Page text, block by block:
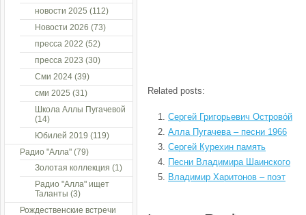
Related posts:
Сергей Григорьевич Острово́й
Алла Пугачева – песни 1966
Сергей Курехин память
Песни Владимира Шаинского
Владимир Харитонов – поэт
новости 2025 (112)
Новости 2026 (73)
пресса 2022 (52)
пресса 2023 (30)
Сми 2024 (39)
сми 2025 (31)
Школа Аллы Пугачевой
(14)
Юбилей 2019 (119)
Радио "Алла" (79)
Золотая коллекция (1)
Радио "Алла" ищет
Таланты (3)
Рождественские встречи